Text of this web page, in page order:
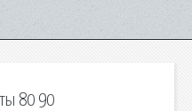
80 90